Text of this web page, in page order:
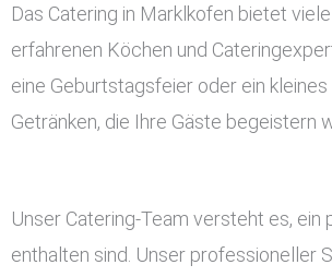
Das Catering in Marklkofen bietet
erfahrenen Köchen und
eine Geburtstagsfeier oder ein
Getränken, die Ihre Gäste begeistern
Unser Catering-Team versteht es,
enthalten sind. Unser professioneller